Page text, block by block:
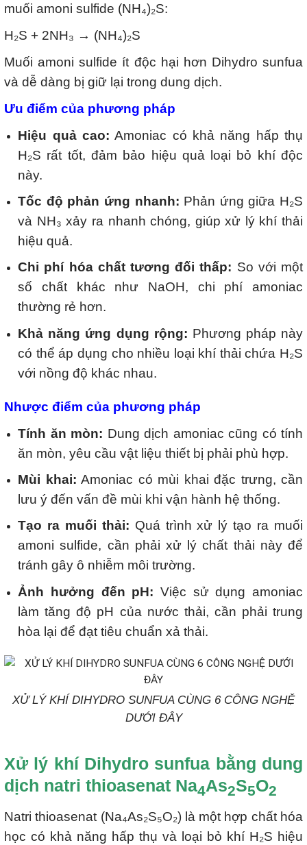
muối amoni sulfide (NH₄)₂S:
H₂S + 2NH₃ → (NH₄)₂S
Muối amoni sulfide ít độc hại hơn Dihydro sunfua
và dễ dàng bị giữ lại trong dung dịch.
Ưu điểm của phương pháp
Hiệu quả cao: Amoniac có khả năng hấp thụ
H₂S rất tốt, đảm bảo hiệu quả loại bỏ khí độc
này.
Tốc độ phản ứng nhanh: Phản ứng giữa H₂S
và NH₃ xảy ra nhanh chóng, giúp xử lý khí thải
hiệu quả.
Chi phí hóa chất tương đối thấp: So với một
số chất khác như NaOH, chi phí amoniac
thường rẻ hơn.
Khả năng ứng dụng rộng: Phương pháp này
có thể áp dụng cho nhiều loại khí thải chứa H₂S
với nồng độ khác nhau.
Nhược điểm của phương pháp
Tính ăn mòn: Dung dịch amoniac cũng có tính
ăn mòn, yêu cầu vật liệu thiết bị phải phù hợp.
Mùi khai: Amoniac có mùi khai đặc trưng, cần
lưu ý đến vấn đề mùi khi vận hành hệ thống.
Tạo ra muối thải: Quá trình xử lý tạo ra muối
amoni sulfide, cần phải xử lý chất thải này để
tránh gây ô nhiễm môi trường.
Ảnh hưởng đến pH: Việc sử dụng amoniac
làm tăng độ pH của nước thải, cần phải trung
hòa lại để đạt tiêu chuẩn xả thải.
XỬ LÝ KHÍ DIHYDRO SUNFUA CÙNG 6 CÔNG NGHỆ
DƯỚI ĐÂY
Xử lý khí Dihydro sunfua bằng dung
dịch natri thioasenat Na4As2S5O2
Natri thioasenat (Na₄As₂S₅O₂) là một hợp chất hóa
học có khả năng hấp thụ và loại bỏ khí H₂S hiệu